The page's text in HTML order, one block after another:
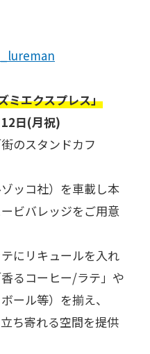
エクスプレス」
日(月祝)
のスタンドカフ
ッコ社）を車載し本
ビバレッジをご用意
にリキュールを入れ
るコーヒー/ラテ」や
ール等）を揃え、
ち寄れる空間を提供